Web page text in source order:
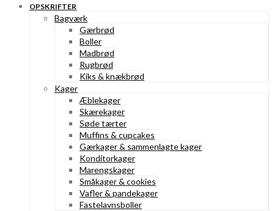
OPSKRIFTER
Bagværk
Gærbrød
Boller
Madbrød
Rugbrød
Kiks & knækbrød
Kager
Æblekager
Skærekager
Søde tærter
Muffins & cupcakes
Gærkager & sammenlagte kager
Konditorkager
Marengskager
Småkager & cookies
Vafler & pandekager
Fastelavnsboller